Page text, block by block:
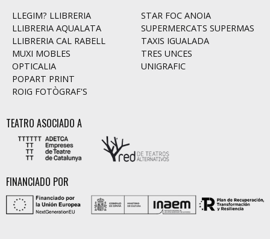
LLEGIM? LLIBRERIA
LLIBRERIA AQUALATA
LLIBRERIA CAL RABELL
MUXI MOBLES
OPTICALIA
POPART PRINT
ROIG FOTÒGRAF'S
STAR FOC ANOIA
SUPERMERCATS SUPERMAS
TAXIS IGUALADA
TRES UNCES
UNIGRAFIC
TEATRO ASOCIADO A
FINANCIADO POR